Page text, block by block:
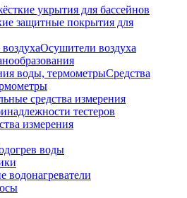
укрытия для бассейнов
защитные покрытия для
Осушители воздуха
Средства
средства измерения
тестеров
измерения
воды
водонагреватели